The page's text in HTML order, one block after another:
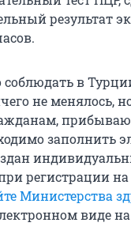
результат
в
не менялось,
заполнить
регистрации
Министерства
виде